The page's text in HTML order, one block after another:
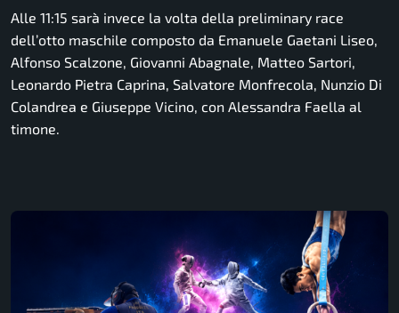
Alle 11:15 sarà invece la volta della preliminary race
dell’otto maschile composto da Emanuele Gaetani Liseo,
Alfonso Scalzone, Giovanni Abagnale, Matteo Sartori,
Leonardo Pietra Caprina, Salvatore Monfrecola, Nunzio Di
Colandrea e Giuseppe Vicino, con Alessandra Faella al
timone.